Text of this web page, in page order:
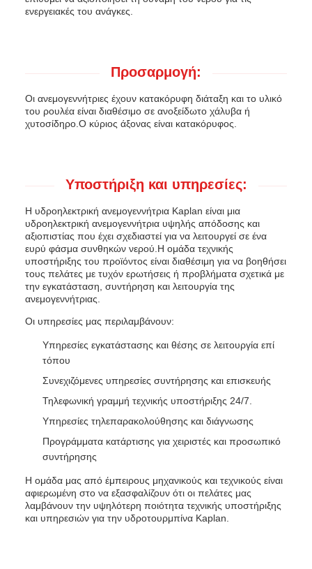
ενεργειακές του ανάγκες.
Προσαρμογή:
Οι ανεμογεννήτριες έχουν κατακόρυφη διάταξη και το υλικό
του ρουλέα είναι διαθέσιμο σε ανοξείδωτο χάλυβα ή
χυτοσίδηρο.Ο κύριος άξονας είναι κατακόρυφος.
Υποστήριξη και υπηρεσίες:
Η υδροηλεκτρική ανεμογεννήτρια Kaplan είναι μια
υδροηλεκτρική ανεμογεννήτρια υψηλής απόδοσης και
αξιοπιστίας που έχει σχεδιαστεί για να λειτουργεί σε ένα
ευρύ φάσμα συνθηκών νερού.Η ομάδα τεχνικής
υποστήριξης του προϊόντος είναι διαθέσιμη για να βοηθήσει
τους πελάτες με τυχόν ερωτήσεις ή προβλήματα σχετικά με
την εγκατάσταση, συντήρηση και λειτουργία της
ανεμογεννήτριας.
Οι υπηρεσίες μας περιλαμβάνουν:
Υπηρεσίες εγκατάστασης και θέσης σε λειτουργία επί
τόπου
Συνεχιζόμενες υπηρεσίες συντήρησης και επισκευής
Τηλεφωνική γραμμή τεχνικής υποστήριξης 24/7.
Υπηρεσίες τηλεπαρακολούθησης και διάγνωσης
Προγράμματα κατάρτισης για χειριστές και προσωπικό
συντήρησης
Η ομάδα μας από έμπειρους μηχανικούς και τεχνικούς είναι
αφιερωμένη στο να εξασφαλίζουν ότι οι πελάτες μας
λαμβάνουν την υψηλότερη ποιότητα τεχνικής υποστήριξης
και υπηρεσιών για την υδροτουρμπίνα Kaplan.